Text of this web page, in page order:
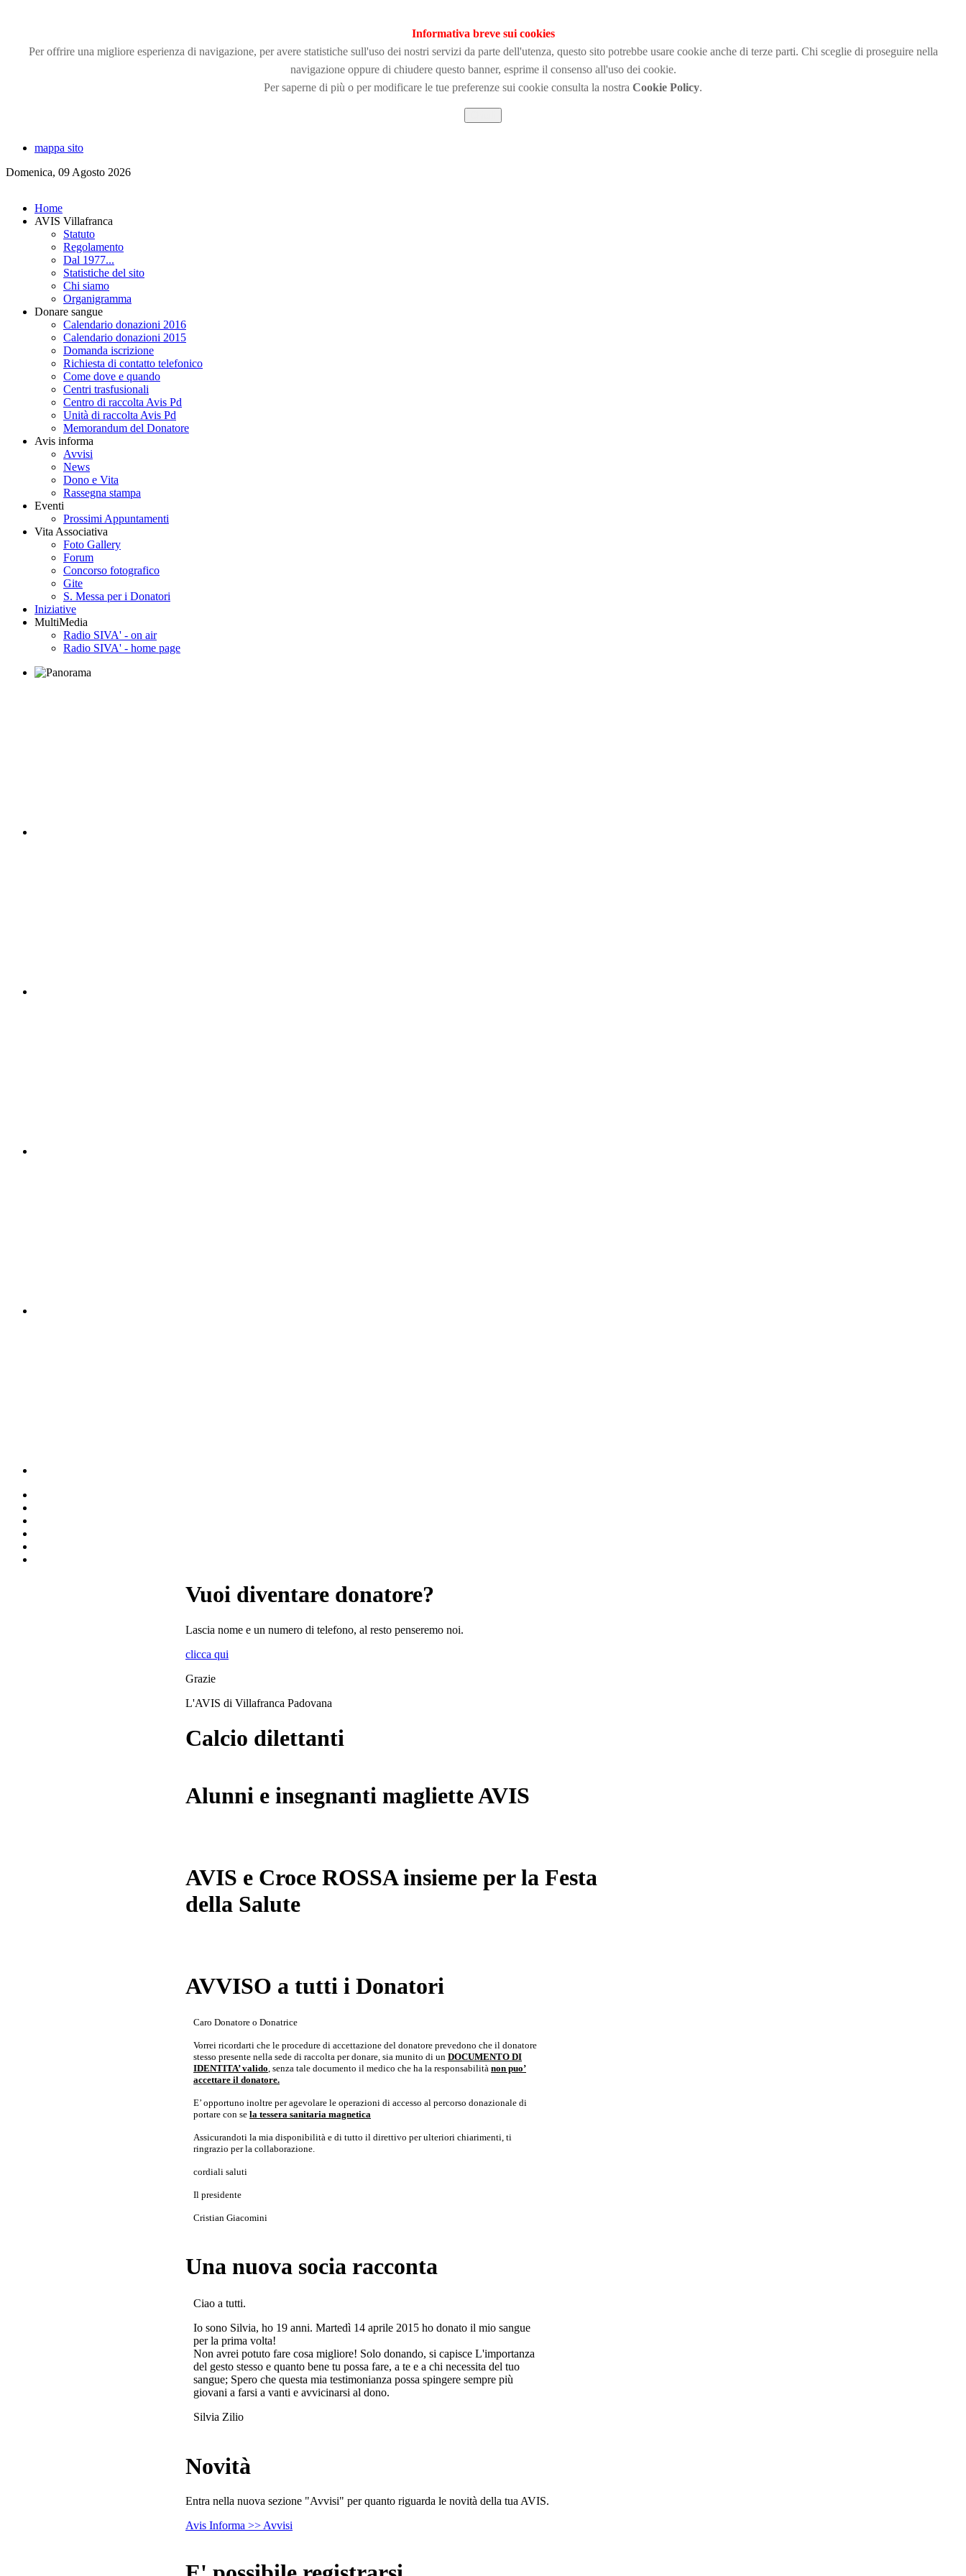
Informativa breve sui cookies
Per offrire una migliore esperienza di navigazione, per avere statistiche sull'uso dei nostri servizi da parte dell'utenza, questo sito potrebbe usare cookie anche di terze parti. Chi sceglie di proseguire nella
navigazione oppure di chiudere questo banner, esprime il consenso all'uso dei cookie.
Per saperne di più o per modificare le tue preferenze sui cookie consulta la nostra Cookie Policy.
mappa sito
Domenica, 09 Agosto 2026
Home
AVIS Villafranca
Statuto
Regolamento
Dal 1977...
Statistiche del sito
Chi siamo
Organigramma
Donare sangue
Calendario donazioni 2016
Calendario donazioni 2015
Domanda iscrizione
Richiesta di contatto telefonico
Come dove e quando
Centri trasfusionali
Centro di raccolta Avis Pd
Unità di raccolta Avis Pd
Memorandum del Donatore
Avis informa
Avvisi
News
Dono e Vita
Rassegna stampa
Eventi
Prossimi Appuntamenti
Vita Associativa
Foto Gallery
Forum
Concorso fotografico
Gite
S. Messa per i Donatori
Iniziative
MultiMedia
Radio SIVA' - on air
Radio SIVA' - home page
Vuoi diventare donatore?
Lascia nome e un numero di telefono, al resto penseremo noi.
clicca qui
Grazie
L'AVIS di Villafranca Padovana
Calcio dilettanti
Alunni e insegnanti magliette AVIS
AVIS e Croce ROSSA insieme per la Festa
della Salute
AVVISO a tutti i Donatori
Caro Donatore o Donatrice
Vorrei ricordarti che le procedure di accettazione del donatore prevedono che il donatore
stesso presente nella sede di raccolta per donare, sia munito di un DOCUMENTO DI
IDENTITA’ valido, senza tale documento il medico che ha la responsabilità non puo’
accettare il donatore.
E’ opportuno inoltre per agevolare le operazioni di accesso al percorso donazionale di
portare con se la tessera sanitaria magnetica
Assicurandoti la mia disponibilità e di tutto il direttivo per ulteriori chiarimenti, ti
ringrazio per la collaborazione.
cordiali saluti
Il presidente
Cristian Giacomini
Una nuova socia racconta
Ciao a tutti.
Io sono Silvia, ho 19 anni. Martedì 14 aprile 2015 ho donato il mio sangue
per la prima volta!
Non avrei potuto fare cosa migliore! Solo donando, si capisce L'importanza
del gesto stesso e quanto bene tu possa fare, a te e a chi necessita del tuo
sangue; Spero che questa mia testimonianza possa spingere sempre più
giovani a farsi a vanti e avvicinarsi al dono.
Silvia Zilio
Novità
Entra nella nuova sezione "Avvisi" per quanto riguarda le novità della tua AVIS.
Avis Informa >> Avvisi